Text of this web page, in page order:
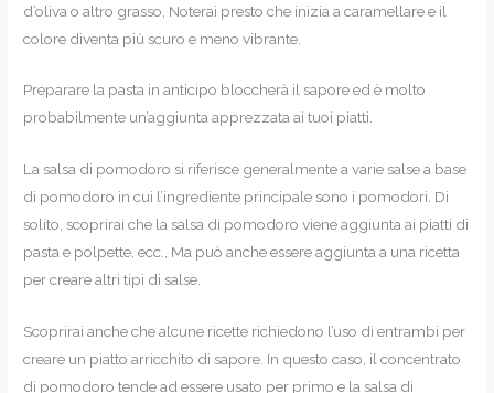
d’oliva o altro grasso, Noterai presto che inizia a caramellare e il
colore diventa più scuro e meno vibrante.
Preparare la pasta in anticipo bloccherà il sapore ed è molto
probabilmente un’aggiunta apprezzata ai tuoi piatti.
La salsa di pomodoro si riferisce generalmente a varie salse a base
di pomodoro in cui l’ingrediente principale sono i pomodori. Di
solito, scoprirai che la salsa di pomodoro viene aggiunta ai piatti di
pasta e polpette, ecc., Ma può anche essere aggiunta a una ricetta
per creare altri tipi di salse.
Scoprirai anche che alcune ricette richiedono l’uso di entrambi per
creare un piatto arricchito di sapore. In questo caso, il concentrato
di pomodoro tende ad essere usato per primo e la salsa di